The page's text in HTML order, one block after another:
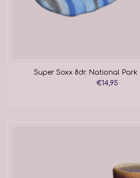
Super Soxx 8dr. National Park
€14,95